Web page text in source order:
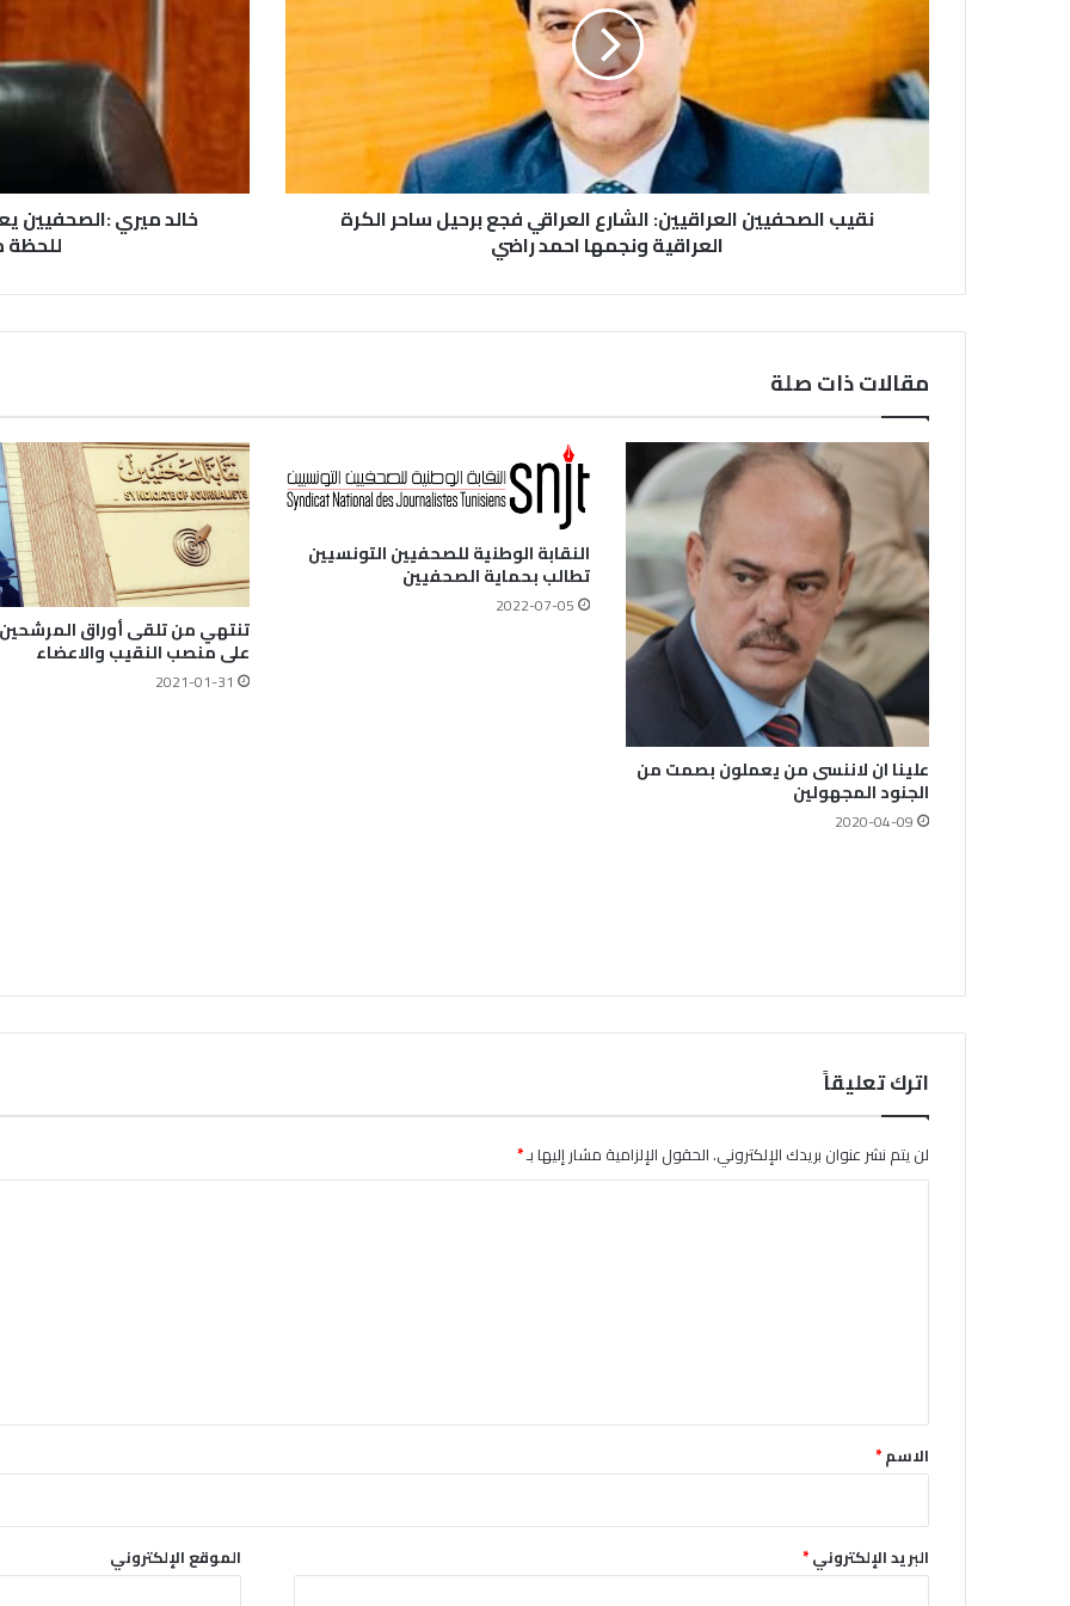
نقيب الصحفيين العراقيين: الشارع العراقي فجع برحيل ساحر الكرة
العراقية ونجمها احمد راضي
خالد ميري :الصحفيين
للحظة
مقالات ذات صلة
علينا ان لاننسى من يعملون بصمت من
الجنود المجهولين
2020-04-09
النقابة الوطنية للصحفيين التونسيين
تطالب بحماية الصحفيين
2022-07-05
تنتهي من تلقى أوراق
على منصب النقيب والاعضاء
2021-01-31
اترك تعليقاً
لن يتم نشر عنوان بريدك الإلكتروني.الحقول الإلزامية مشار إليها بـ*
*الاسم*
البريد الإلكتروني* الموقع الإلكتروني